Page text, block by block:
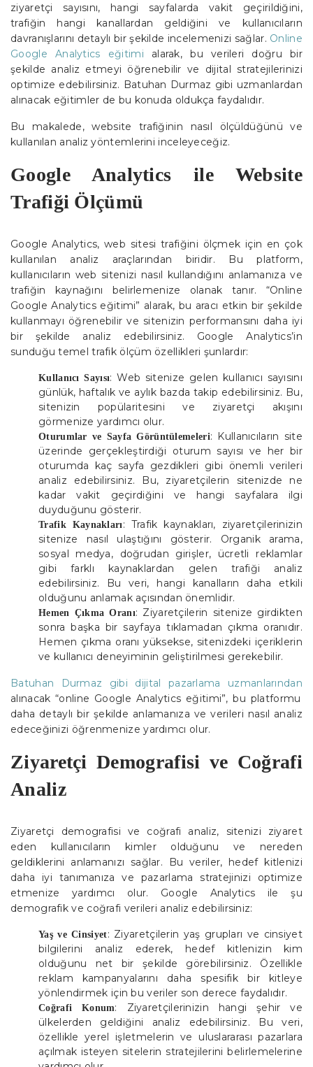
ziyaretçi sayısını, hangi sayfalarda vakit geçirildiğini,
trafiğin hangi kanallardan geldiğini ve kullanıcıların
davranışlarını detaylı bir şekilde incelemenizi sağlar. Online
Google Analytics eğitimi alarak, bu verileri doğru bir
şekilde analiz etmeyi öğrenebilir ve dijital stratejilerinizi
optimize edebilirsiniz. Batuhan Durmaz gibi uzmanlardan
alınacak eğitimler de bu konuda oldukça faydalıdır.
Bu makalede, website trafiğinin nasıl ölçüldüğünü ve
kullanılan analiz yöntemlerini inceleyeceğiz.
Google Analytics ile Website
Trafiği Ölçümü
Google Analytics, web sitesi trafiğini ölçmek için en çok
kullanılan analiz araçlarından biridir. Bu platform,
kullanıcıların web sitenizi nasıl kullandığını anlamanıza ve
trafiğin kaynağını belirlemenize olanak tanır. “Online
Google Analytics eğitimi” alarak, bu aracı etkin bir şekilde
kullanmayı öğrenebilir ve sitenizin performansını daha iyi
bir şekilde analiz edebilirsiniz. Google Analytics’in
sunduğu temel trafik ölçüm özellikleri şunlardır:
Kullanıcı Sayısı: Web sitenize gelen kullanıcı sayısını
günlük, haftalık ve aylık bazda takip edebilirsiniz. Bu,
sitenizin popülaritesini ve ziyaretçi akışını
görmenize yardımcı olur.
Oturumlar ve Sayfa Görüntülemeleri: Kullanıcıların site
üzerinde gerçekleştirdiği oturum sayısı ve her bir
oturumda kaç sayfa gezdikleri gibi önemli verileri
analiz edebilirsiniz. Bu, ziyaretçilerin sitenizde ne
kadar vakit geçirdiğini ve hangi sayfalara ilgi
duyduğunu gösterir.
Trafik Kaynakları: Trafik kaynakları, ziyaretçilerinizin
sitenize nasıl ulaştığını gösterir. Organik arama,
sosyal medya, doğrudan girişler, ücretli reklamlar
gibi farklı kaynaklardan gelen trafiği analiz
edebilirsiniz. Bu veri, hangi kanalların daha etkili
olduğunu anlamak açısından önemlidir.
Hemen Çıkma Oranı: Ziyaretçilerin sitenize girdikten
sonra başka bir sayfaya tıklamadan çıkma oranıdır.
Hemen çıkma oranı yüksekse, sitenizdeki içeriklerin
ve kullanıcı deneyiminin geliştirilmesi gerekebilir.
Batuhan Durmaz gibi dijital pazarlama uzmanlarından
alınacak “online Google Analytics eğitimi”, bu platformu
daha detaylı bir şekilde anlamanıza ve verileri nasıl analiz
edeceğinizi öğrenmenize yardımcı olur.
Ziyaretçi Demografisi ve Coğrafi
Analiz
Ziyaretçi demografisi ve coğrafi analiz, sitenizi ziyaret
eden kullanıcıların kimler olduğunu ve nereden
geldiklerini anlamanızı sağlar. Bu veriler, hedef kitlenizi
daha iyi tanımanıza ve pazarlama stratejinizi optimize
etmenize yardımcı olur. Google Analytics ile şu
demografik ve coğrafi verileri analiz edebilirsiniz:
Yaş ve Cinsiyet: Ziyaretçilerin yaş grupları ve cinsiyet
bilgilerini analiz ederek, hedef kitlenizin kim
olduğunu net bir şekilde görebilirsiniz. Özellikle
reklam kampanyalarını daha spesifik bir kitleye
yönlendirmek için bu veriler son derece faydalıdır.
Coğrafi Konum: Ziyaretçilerinizin hangi şehir ve
ülkelerden geldiğini analiz edebilirsiniz. Bu veri,
özellikle yerel işletmelerin ve uluslararası pazarlara
açılmak isteyen sitelerin stratejilerini belirlemelerine